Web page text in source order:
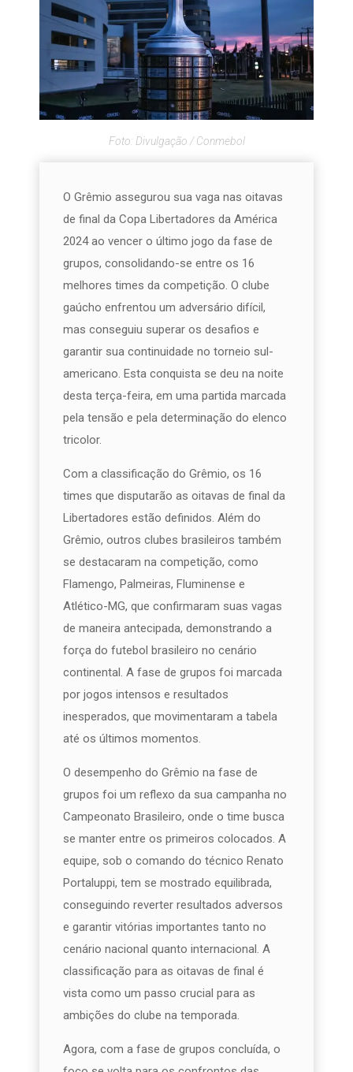
Foto: Divulgação / Conmebol
O Grêmio assegurou sua vaga nas oitavas
de final da Copa Libertadores da América
2024 ao vencer o último jogo da fase de
grupos, consolidando-se entre os 16
melhores times da competição. O clube
gaúcho enfrentou um adversário difícil,
mas conseguiu superar os desafios e
garantir sua continuidade no torneio sul-
americano. Esta conquista se deu na noite
desta terça-feira, em uma partida marcada
pela tensão e pela determinação do elenco
tricolor.
Com a classificação do Grêmio, os 16
times que disputarão as oitavas de final da
Libertadores estão definidos. Além do
Grêmio, outros clubes brasileiros também
se destacaram na competição, como
Flamengo, Palmeiras, Fluminense e
Atlético-MG, que confirmaram suas vagas
de maneira antecipada, demonstrando a
força do futebol brasileiro no cenário
continental. A fase de grupos foi marcada
por jogos intensos e resultados
inesperados, que movimentaram a tabela
até os últimos momentos.
O desempenho do Grêmio na fase de
grupos foi um reflexo da sua campanha no
Campeonato Brasileiro, onde o time busca
se manter entre os primeiros colocados. A
equipe, sob o comando do técnico Renato
Portaluppi, tem se mostrado equilibrada,
conseguindo reverter resultados adversos
e garantir vitórias importantes tanto no
cenário nacional quanto internacional. A
classificação para as oitavas de final é
vista como um passo crucial para as
ambições do clube na temporada.
Agora, com a fase de grupos concluída, o